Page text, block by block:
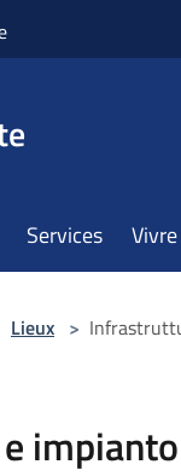
Services
Lieux >
impianto